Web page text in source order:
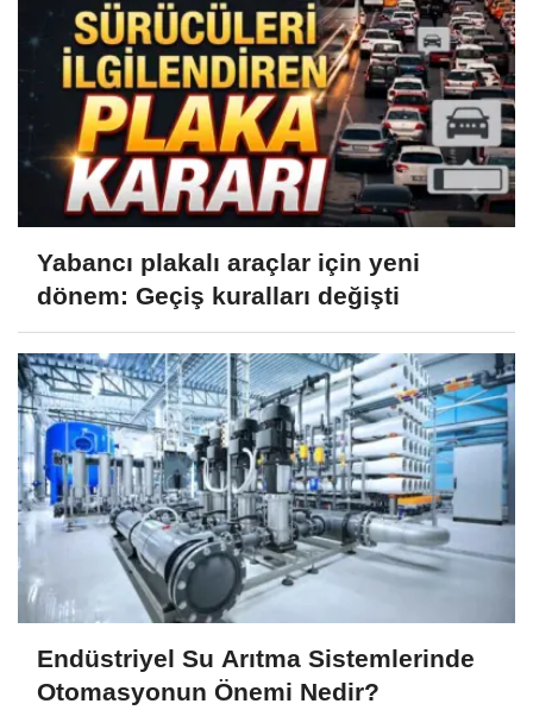
Yabancı plakalı araçlar için yeni
dönem: Geçiş kuralları değişti
Endüstriyel Su Arıtma Sistemlerinde
Otomasyonun Önemi Nedir?